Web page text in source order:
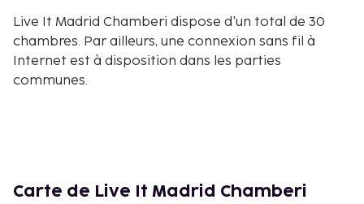
Live It Madrid Chamberi dispose d'un total de 30
chambres. Par ailleurs, une connexion sans fil à
Internet est à disposition dans les parties
communes.
Carte de Live It Madrid Chamberi